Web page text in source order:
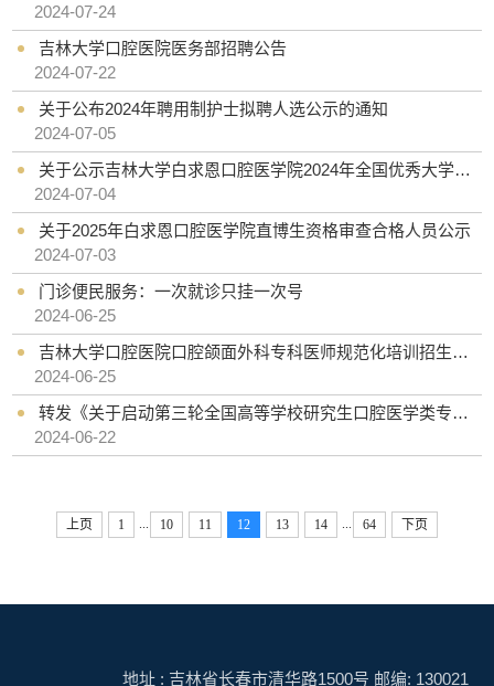
2024-07-24
吉林大学口腔医院医务部招聘公告
2024-07-22
关于公布2024年聘用制护士拟聘人选公示的通知
2024-07-05
关于公示吉林大学白求恩口腔医学院2024年全国优秀大学生夏令营入围名单的通知
2024-07-04
关于2025年白求恩口腔医学院直博生资格审查合格人员公示
2024-07-03
门诊便民服务：一次就诊只挂一次号
2024-06-25
吉林大学口腔医院口腔颌面外科专科医师规范化培训招生简章（2024年）
2024-06-25
转发《关于启动第三轮全国高等学校研究生口腔医学类专业“十四五”规划教材新增教材主编、副主编及编者申报的通知》
2024-06-22
上页 1 10 11 12 13 14 64 下页
地址 : 吉林省长春市清华路1500号 邮编: 130021